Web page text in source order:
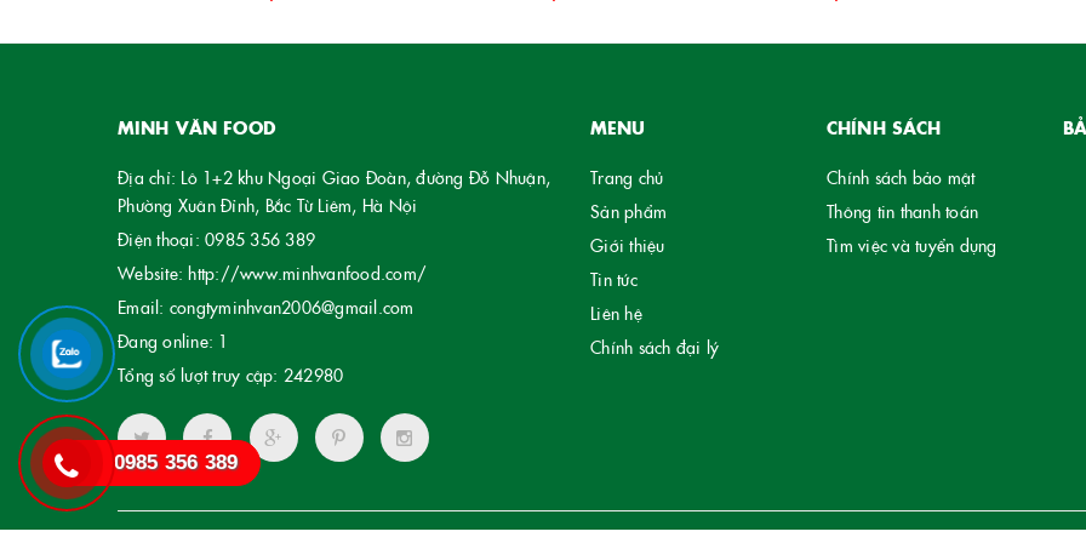
MINH VĂN FOOD
Địa chỉ: Lô 1+2 khu Ngoại Giao Đoàn, đường Đỗ Nhuận,
Phường Xuân Đỉnh, Bắc Từ Liêm, Hà Nội
Điện thoại: 0985 356 389
Website:http://www.minhvanfood.com/
Email: congtyminhvan2006@gmail.com
Đang online: 1
Tổng số lượt truy cập: 242980
MENU
Trang chủ
Sản phẩm
Giới thiệu
Tin tức
Liên hệ
Chính sách đại lý
CHÍNH SÁCH
Chính sách bảo mật
Thông tin thanh toán
Tìm việc và tuyển dụng
0985 356 389